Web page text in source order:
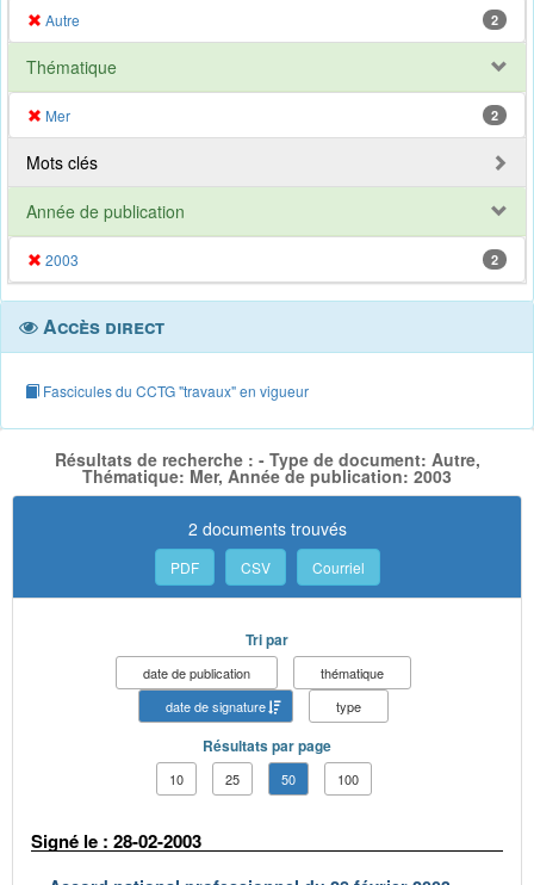
Autre 2
Thématique
Mer 2
Mots clés
Année de publication
2003 2
Accès direct
Fascicules du CCTG "travaux" en vigueur
Résultats de recherche : - Type de document: Autre,
Thématique: Mer, Année de publication: 2003
2 documents trouvés
PDF CSV Courriel
Tri par
date de publication
thématique
date de signature
type
Résultats par page
10 25 50 100
Signé le : 28-02-2003